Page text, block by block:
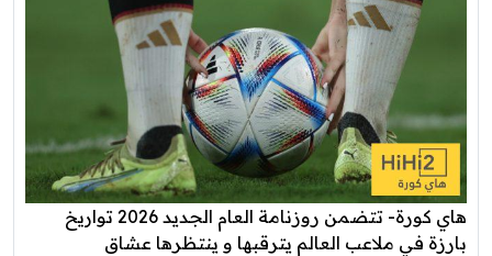
هاي كورة- تتضمن روزنامة العام الجديد 2026 تواريخ
بارزة في ملاعب العالم يترقبها و ينتظرها عشاق